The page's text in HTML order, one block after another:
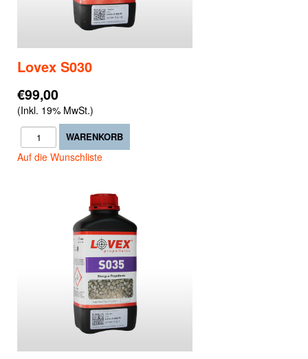
Lovex S030
€99,00
(Inkl. 19% MwSt.)
Auf die Wunschliste